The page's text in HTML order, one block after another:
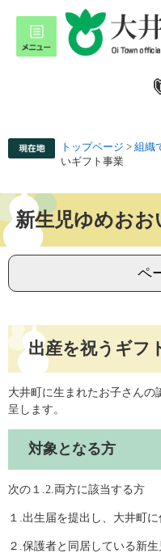
トップページ > 組織
いギフト事業
新生児ゆめお
ペ
出産を祝うギフ
大井町に生まれたお子さん
呈します。
対象となる方
次の１.2.両方に該当する方
１.出生届を提出し、大井町
２.保護者と同居している新生